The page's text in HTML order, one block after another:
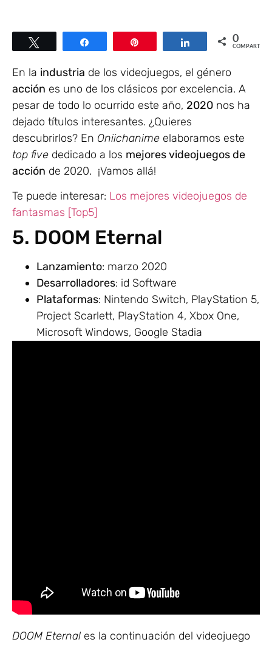
Compartir Compartir0
COMPARTIR
En la industria de los videojuegos, el género
acción es uno de los clásicos por excelencia. A
pesar de todo lo ocurrido este año, 2020 nos ha
dejado títulos interesantes. ¿Quieres
descubrirlos? En Oniichanime elaboramos este
top five dedicado a los mejores videojuegos de
acción de 2020. ¡Vamos allá!
Te puede interesar: Los mejores videojuegos de
fantasmas [Top5]
5. DOOM Eternal
Lanzamiento: marzo 2020
Desarrolladores: id Software
Plataformas: Nintendo Switch, PlayStation 5,
Project Scarlett, PlayStation 4, Xbox One,
Microsoft Windows, Google Stadia
DOOM Eternal es la continuación del videojuego